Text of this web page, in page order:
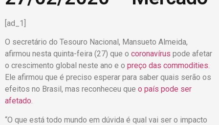
[ad_1]
O secretário do Tesouro Nacional, Mansueto Almeida,
afirmou nesta quinta-feira (27) que o coronavírus pode afetar
o crescimento global neste ano e o preço das commodities.
Ele afirmou que é preciso esperar para saber quais serão os
efeitos no Brasil, mas reconheceu que o país pode ser
afetado.
“O que está todo mundo em dúvida é qual vai ser o impacto